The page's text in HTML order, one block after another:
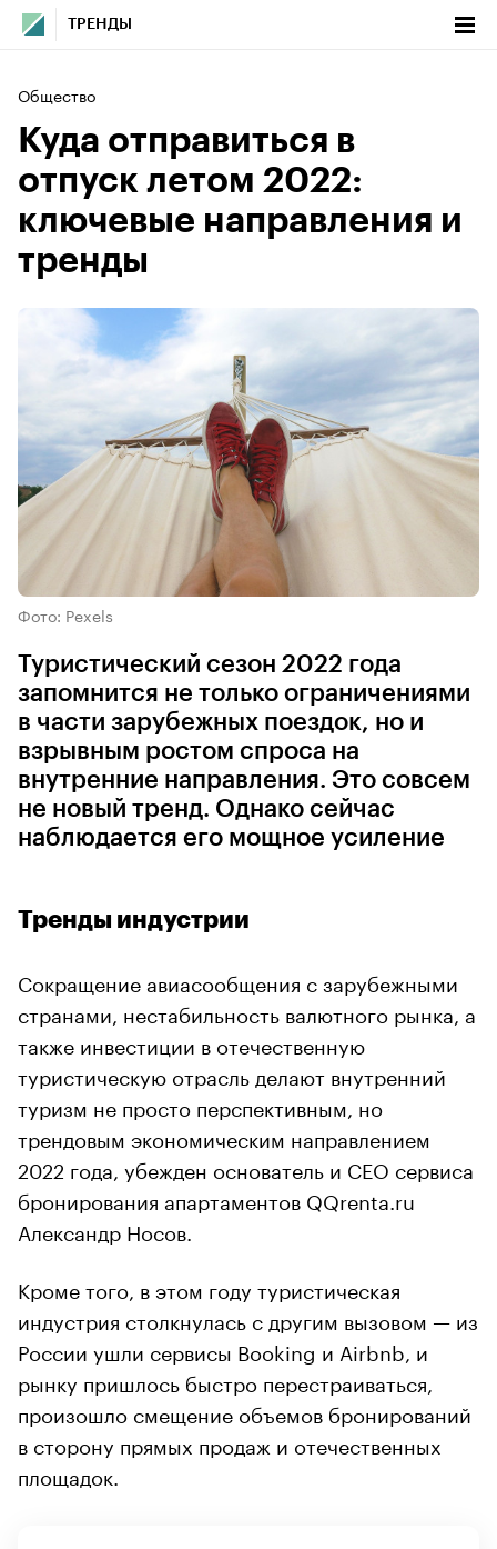
ТРЕНДЫ
Общество
Куда отправиться в
отпуск летом 2022:
ключевые направления и
тренды
Фото: Pexels
Туристический сезон 2022 года
запомнится не только ограничениями
в части зарубежных поездок, но и
взрывным ростом спроса на
внутренние направления. Это совсем
не новый тренд. Однако сейчас
наблюдается его мощное усиление
Тренды индустрии
Сокращение авиасообщения с зарубежными
странами, нестабильность валютного рынка, а
также инвестиции в отечественную
туристическую отрасль делают внутренний
туризм не просто перспективным, но
трендовым экономическим направлением
2022 года, убежден основатель и СЕО сервиса
бронирования апартаментов QQrenta.ru
Александр Носов.
Кроме того, в этом году туристическая
индустрия столкнулась с другим вызовом — из
России ушли сервисы Booking и Airbnb, и
рынку пришлось быстро перестраиваться,
произошло смещение объемов бронирований
в сторону прямых продаж и отечественных
площадок.